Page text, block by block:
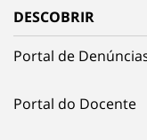
DESCOBRIR
Portal de
Portal do Docente